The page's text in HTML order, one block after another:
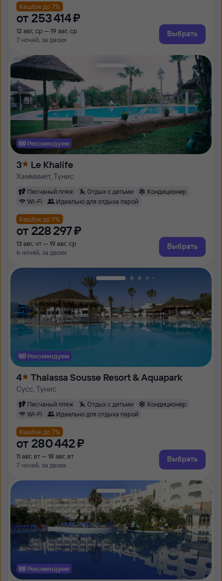
Кешбэк до 7%
от 253 ⁠414 ⁠₽
12 авг, ср — 19 авг, ср
7 ночей, за двоих
Выбрать
Рекомендуем
3 Le Khalife
Хаммамет, Тунис
Песчаный пляж Отдых с детьми
Кондиционер
Wi-Fi
Идеально для отдыха парой
Кешбэк до 7%
от 228 ⁠297 ⁠₽
13 авг, чт — 19 авг, ср
6 ночей, за двоих
Выбрать
Рекомендуем
4 Thalassa Sousse Resort & Aquapark
Сусс, Тунис
Песчаный пляж Отдых с детьми
Кондиционер
Wi-Fi
Идеально для отдыха парой
Кешбэк до 7%
от 280 ⁠442 ⁠₽
11 авг, вт — 18 авг, вт
7 ночей, за двоих
Выбрать
Рекомендуем